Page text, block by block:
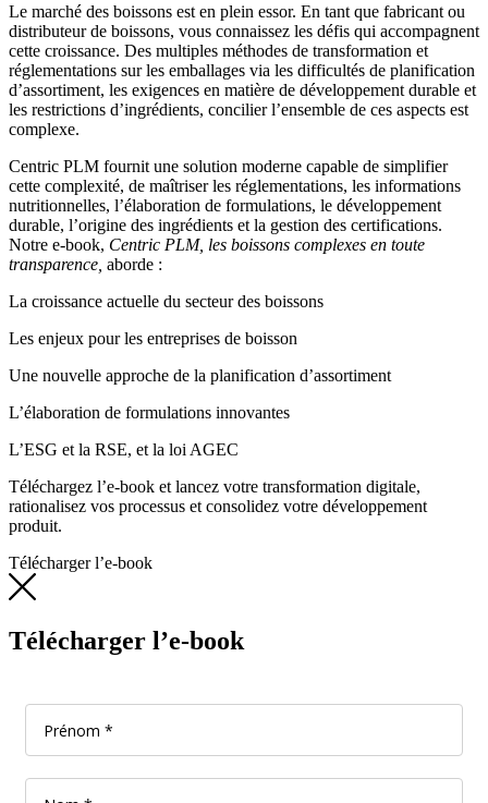
Le marché des boissons est en plein essor. En tant que fabricant ou
distributeur de boissons, vous connaissez les défis qui accompagnent
cette croissance. Des multiples méthodes de transformation et
réglementations sur les emballages via les difficultés de planification
d’assortiment, les exigences en matière de développement durable et
les restrictions d’ingrédients, concilier l’ensemble de ces aspects est
complexe.
Centric PLM fournit une solution moderne capable de simplifier
cette complexité, de maîtriser les réglementations, les informations
nutritionnelles, l’élaboration de formulations, le développement
durable, l’origine des ingrédients et la gestion des certifications.
Notre e-book, Centric PLM, les boissons complexes en toute
transparence, aborde :
La croissance actuelle du secteur des boissons
Les enjeux pour les entreprises de boisson
Une nouvelle approche de la planification d’assortiment
L’élaboration de formulations innovantes
L’ESG et la RSE, et la loi AGEC
Téléchargez l’e-book et lancez votre transformation digitale,
rationalisez vos processus et consolidez votre développement
produit.
Télécharger l’e-book
Télécharger l’e-book